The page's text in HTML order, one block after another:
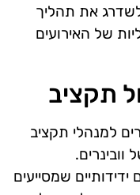
לשדרג את תהליך
של האירועים
תקציב
למנהלי תקציב
שמסייעים